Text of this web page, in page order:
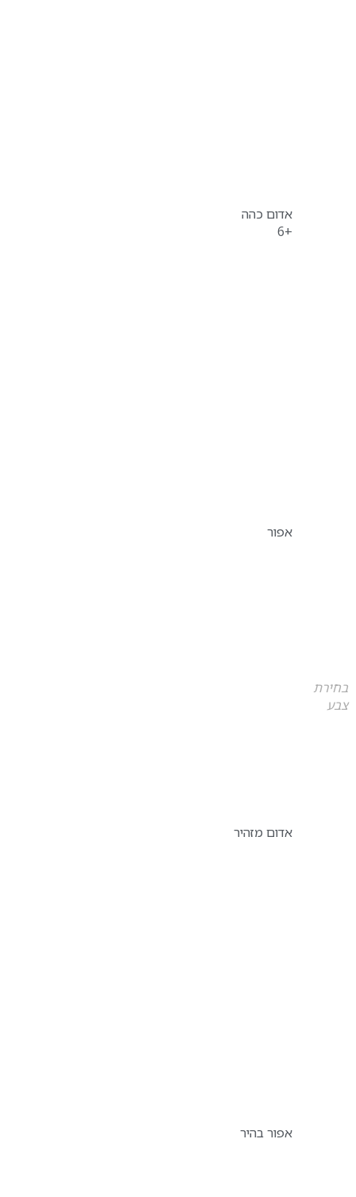
בחירת
צבע
אדום כהה
+6
אפור
אדום מזהיר
אפור בהיר